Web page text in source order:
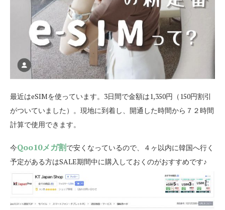
最近はeSIMを使っています。3日間で金額は1,350円（150円割引
がついていました）。現地に到着し、開通した時間から７２時間
計算で使用できます。
今Qoo10メガ割で安くなっているので、４ヶ以内に韓国へ行く
予定がある方はSALE期間中に購入しておくのがおすすめです♪